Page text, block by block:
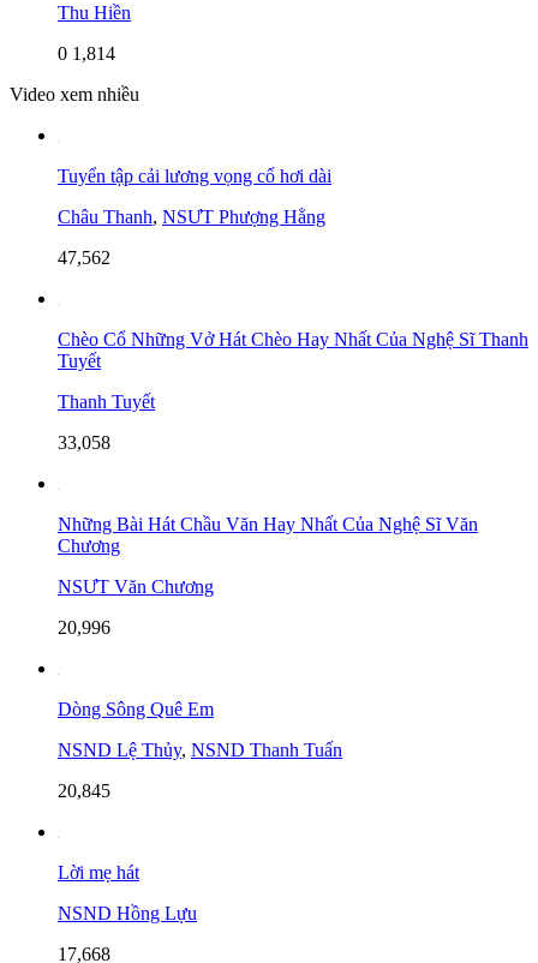
Thu Hiền
0 1,814
Video xem nhiều
Tuyển tập cải lương vọng cổ hơi dài
Châu Thanh, NSƯT Phượng Hằng
47,562
Chèo Cổ Những Vở Hát Chèo Hay Nhất Của Nghệ Sĩ Thanh
Tuyết
Thanh Tuyết
33,058
Những Bài Hát Chầu Văn Hay Nhất Của Nghệ Sĩ Văn
Chương
NSƯT Văn Chương
20,996
Dòng Sông Quê Em
NSND Lệ Thủy, NSND Thanh Tuấn
20,845
Lời mẹ hát
NSND Hồng Lựu
17,668